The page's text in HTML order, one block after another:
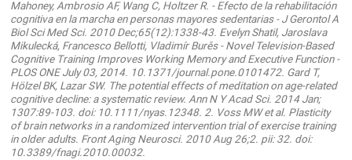
Mahoney, Ambrosio AF, Wang C, Holtzer R. - Efecto de la rehabilitación
cognitiva en la marcha en personas mayores sedentarias - J Gerontol A
Biol Sci Med Sci. 2010 Dec;65(12):1338-43. Evelyn Shatil, Jaroslava
Mikulecká, Francesco Bellotti, Vladimír Burěs - Novel Television-Based
Cognitive Training Improves Working Memory and Executive Function -
PLOS ONE July 03, 2014. 10.1371/journal.pone.0101472. Gard T,
Hölzel BK, Lazar SW. The potential effects of meditation on age-related
cognitive decline: a systematic review. Ann N Y Acad Sci. 2014 Jan;
1307:89-103. doi: 10.1111/nyas.12348. 2. Voss MW et al. Plasticity
of brain networks in a randomized intervention trial of exercise training
in older adults. Front Aging Neurosci. 2010 Aug 26;2. pii: 32. doi:
10.3389/fnagi.2010.00032.